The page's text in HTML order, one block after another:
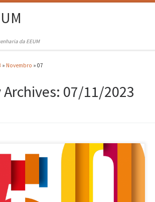
da EEUM
» Novembro » 07
Archives: 07/11/2023
Pedro Arezes, Rosa Barros, Teresa Monteiro e Victor
os elementos da comunidade da Escola de Engenharia
a iniciativa “Poesia nos campi”, organizada por